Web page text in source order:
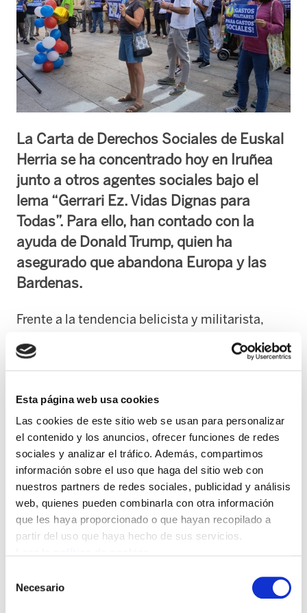
Esta página web usa cookies
Las cookies de este sitio web se usan para personalizar
el contenido y los anuncios, ofrecer funciones de redes
sociales y analizar el tráfico. Además, compartimos
información sobre el uso que haga del sitio web con
nuestros partners de redes sociales, publicidad y análisis
web, quienes pueden combinarla con otra información
que les haya proporcionado o que hayan recopilado a
partir del uso que haya hecho de sus servicios.
Necesario
La Carta de Derechos Sociales de Euskal
Herria se ha concentrado hoy en Iruñea
junto a otros agentes sociales bajo el
lema “Gerrari Ez. Vidas Dignas para
Todas”. Para ello, han contado con la
ayuda de Donald Trump, quien ha
asegurado que abandona Europa y las
Bardenas.
Frente a la tendencia belicista y militarista,
estos colectivos han reivindicado otro modelo
de sociedad y han exigido a las
contra la guerra. En este sentido, han realizado
cuatro reivindicaciones principales:
1. Que Euskal Herria sea un territorio pacífico y
desmilitarizado. No a las infraestructuras de
guerra y al envío de armas. Reducción del gasto
militar y pasos pasos para la disolución de la
OTAN, aprobándose para ello estatutos de